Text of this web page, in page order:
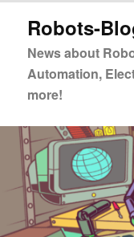
primären
springen
sekundären
springen
Robots-
News about
Automation,
more!